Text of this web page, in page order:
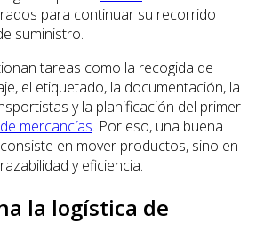
para continuar su recorrido
suministro.
tareas como la recogida de
el etiquetado, la documentación, la
y la planificación del primer
mercancías. Por eso, una buena
en mover productos, sino en
y eficiencia.
la logística de